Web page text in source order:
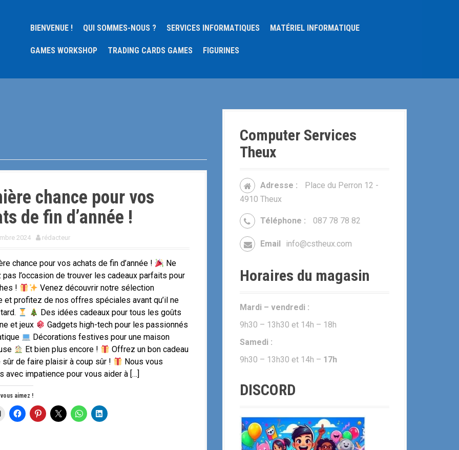
BIENVENUE ! QUI SOMMES-NOUS ? SERVICES INFORMATIQUES MATÉRIEL INFORMATIQUE
GAMES WORKSHOP TRADING CARDS GAMES FIGURINES
chance pour vos
de fin d’année !
2024 rédacteur
chance pour vos achats de fin d’année !
Ne
pas l’occasion de trouver les cadeaux parfaits pour
!
Venez découvrir notre sélection
et profitez de nos offres spéciales avant qu’il ne
Des idées cadeaux pour tous les goûts
et jeux
Gadgets high-tech pour les passionnés
Décorations festives pour une maison
Et bien plus encore !
Offrez un bon cadeau
sûr de faire plaisir à coup sûr !
Nous vous
avec impatience pour vous aider à […]
aimez !
Computer Services
Theux
Adresse :
Place du Perron 12 -
4910 Theux
Téléphone : 087 78 78 82
Email info@cstheux.com
Horaires du magasin
Mardi – vendredi :
9h30 – 13h30 et 14h – 18h
Samedi :
9h30 – 13h30 et 14h – 17h
DISCORD